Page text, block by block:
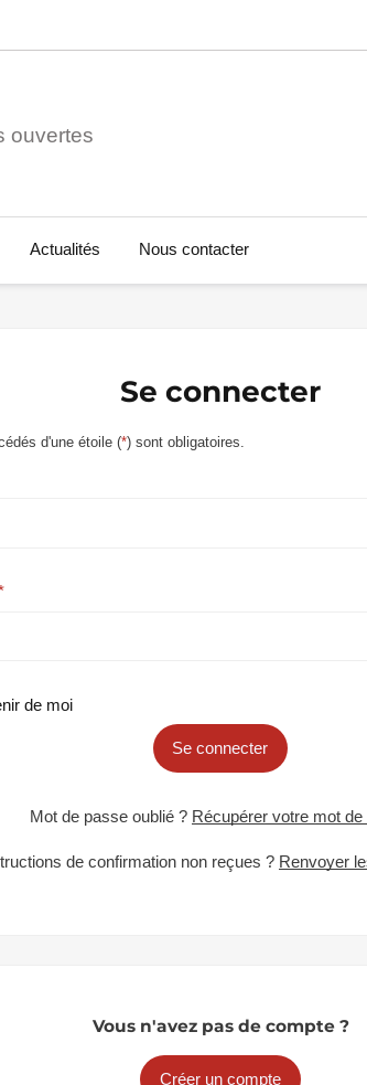
ouvertes
Actualités Nous contacter
Se connecter
d'une étoile (*) sont obligatoires.
de moi
Se connecter
Mot de passe oublié ? Récupérer votre mot
de confirmation non reçues ? Renvoyer
Vous n'avez pas de compte ?
Créer un compte